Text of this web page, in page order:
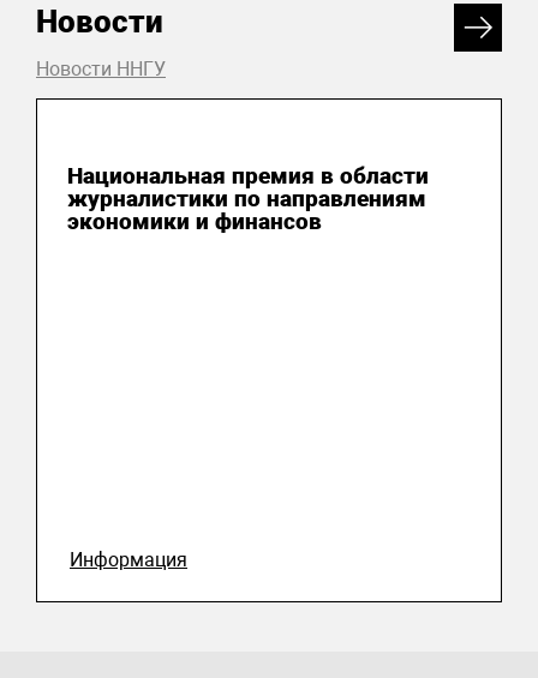
Новости
Новости ННГУ
Национальная премия в области
журналистики по направлениям
экономики и финансов
Информация